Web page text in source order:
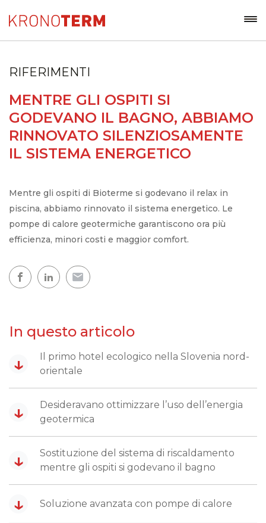
RIFERIMENTI
MENTRE GLI OSPITI SI
GODEVANO IL BAGNO, ABBIAMO
RINNOVATO SILENZIOSAMENTE
IL SISTEMA ENERGETICO
Mentre gli ospiti di Bioterme si godevano il relax in
piscina, abbiamo rinnovato il sistema energetico. Le
pompe di calore geotermiche garantiscono ora più
efficienza, minori costi e maggior comfort.
In questo articolo
↓
Il primo hotel ecologico nella Slovenia nord-
orientale
↓
Desideravano ottimizzare l’uso dell’energia
geotermica
↓
Sostituzione del sistema di riscaldamento
mentre gli ospiti si godevano il bagno
↓ Soluzione avanzata con pompe di calore